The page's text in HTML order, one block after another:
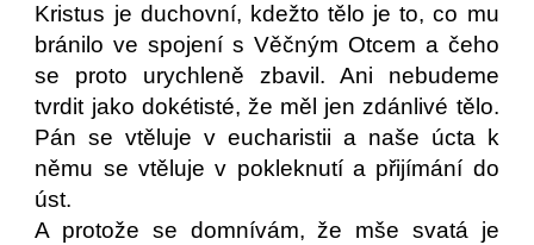
Kristus je duchovní, kdežto tělo je to, co mu
bránilo ve spojení s Věčným Otcem a čeho
se proto urychleně zbavil. Ani nebudeme
tvrdit jako dokétisté, že měl jen zdánlivé tělo.
Pán se vtěluje v eucharistii a naše úcta k
němu se vtěluje v pokleknutí a přijímání do
úst.
A protože se domnívám, že mše svatá je